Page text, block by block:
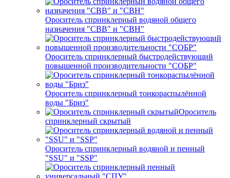
Ороситель спринклерный водяной общего
назначения "СВВ" и "СВН"
Ороситель спринклерный быстродействующий
повышенной производительности "СОБР"
Ороситель спринклерный тонкораспылённой
воды "Бриз"
Ороситель
спринклерный скрытый
Ороситель спринклерный водяной и пенный
"SSU" и "SSP"